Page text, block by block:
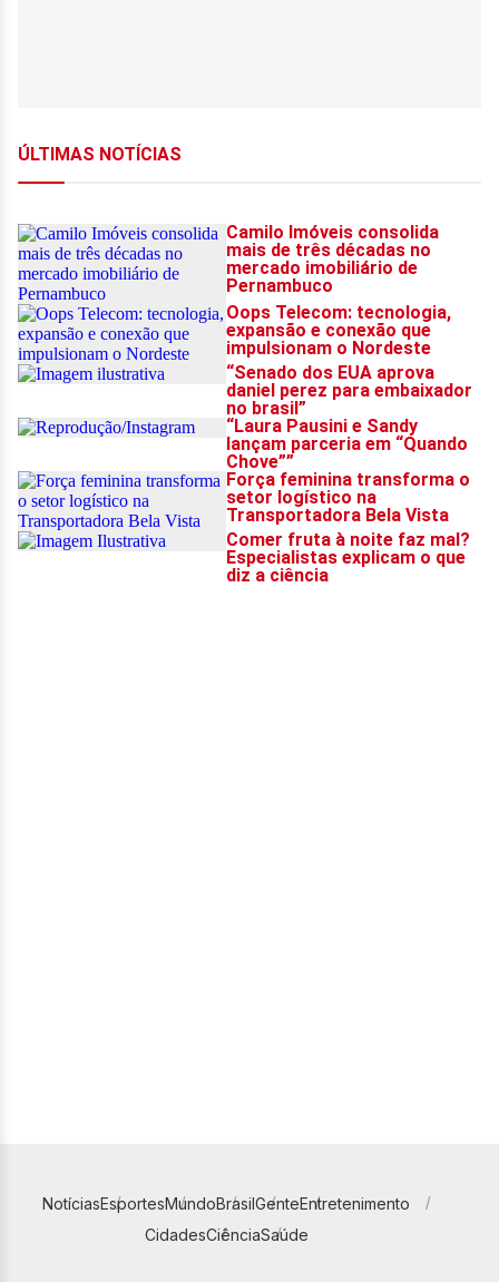
NotíciasEsportesMundoBrasilGenteEntretenimento
CidadesCiênciaSaúde